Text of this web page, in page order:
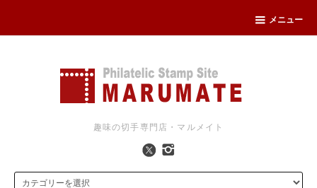
メニュー
趣味の切手専門店・マルメイト